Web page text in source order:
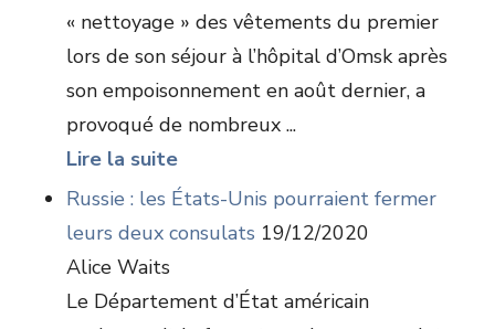
« nettoyage » des vêtements du premier
lors de son séjour à l’hôpital d’Omsk après
son empoisonnement en août dernier, a
provoqué de nombreux ...
Lire la suite
Russie : les États-Unis pourraient fermer
leurs deux consulats 19/12/2020
Alice Waits
Le Département d’État américain